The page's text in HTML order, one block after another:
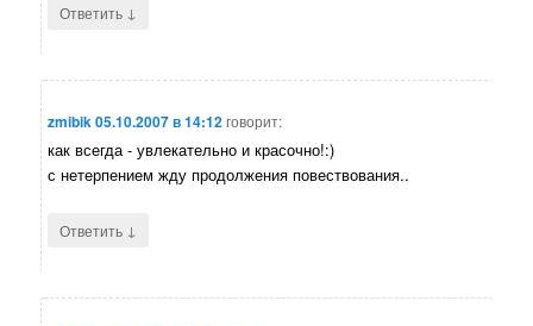
Ответить ↓
zmibik05.10.2007 в 14:12говорит:
как всегда - увлекательно и красочно!:)
с нетерпением жду продолжения повествования..
Ответить ↓